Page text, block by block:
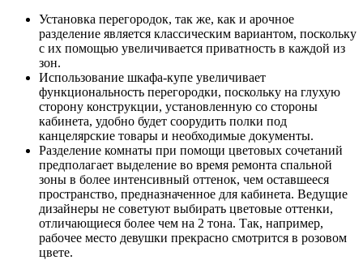
Установка перегородок, так же, как и арочное
разделение является классическим вариантом, поскольку
с их помощью увеличивается приватность в каждой из
зон.
Использование шкафа-купе увеличивает
функциональность перегородки, поскольку на глухую
сторону конструкции, установленную со стороны
кабинета, удобно будет соорудить полки под
канцелярские товары и необходимые документы.
Разделение комнаты при помощи цветовых сочетаний
предполагает выделение во время ремонта спальной
зоны в более интенсивный оттенок, чем оставшееся
пространство, предназначенное для кабинета. Ведущие
дизайнеры не советуют выбирать цветовые оттенки,
отличающиеся более чем на 2 тона. Так, например,
рабочее место девушки прекрасно смотрится в розовом
цвете.